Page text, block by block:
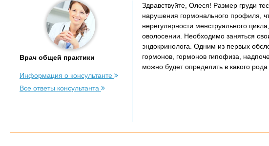
Врач общей практики
Информация о консультанте
Все ответы консультанта
Здравствуйте, Олеся! Размер груди
нарушения гормонального профиля,
нерегулярности менструального
оволосении. Необходимо заняться
эндокринолога. Одним из первых
гормонов, гормонов гипофиза,
можно будет определить в какого